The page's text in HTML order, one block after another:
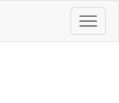
ein-/